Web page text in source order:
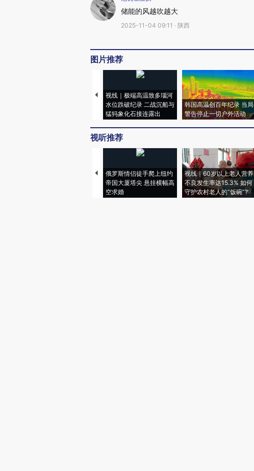
储能的风越吹越大
2025-11-04 09:11 · 陕西
图片推荐
视线｜极端高温致多瑙河
水位跌破纪录 二战沉船与
猛犸象化石接连露出
韩国高温创百年纪录 当局
警告停止一切户外活动
视听推荐
俄罗斯情侣徒手爬上纽约
帝国大厦塔尖 悬挂横幅高
空求婚
视线｜60岁以上老人营养
不良发生率达15.3% 如何
守护农村老人的“饭碗”?